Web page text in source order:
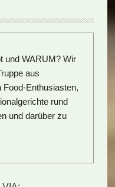
und WARUM? Wir
aus
Food-Enthusiasten,
rund
und darüber zu